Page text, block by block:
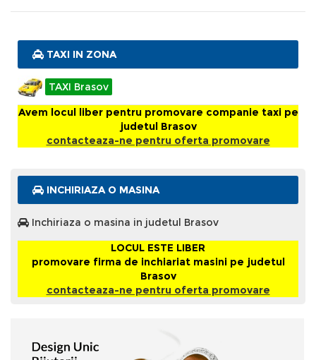
TAXI IN ZONA
TAXI Brasov
Avem locul liber pentru promovare companie taxi pe
judetul Brasov
contacteaza-ne pentru oferta promovare
INCHIRIAZA O MASINA
Inchiriaza o masina in judetul Brasov
LOCUL ESTE LIBER
promovare firma de inchiariat masini pe judetul
Brasov
contacteaza-ne pentru oferta promovare